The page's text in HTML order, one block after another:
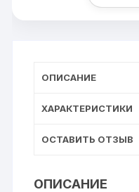
ОПИСАНИЕ
ХАРАКТЕРИСТИКИ
ОСТАВИТЬ ОТЗЫВ
ОПИСАНИЕ